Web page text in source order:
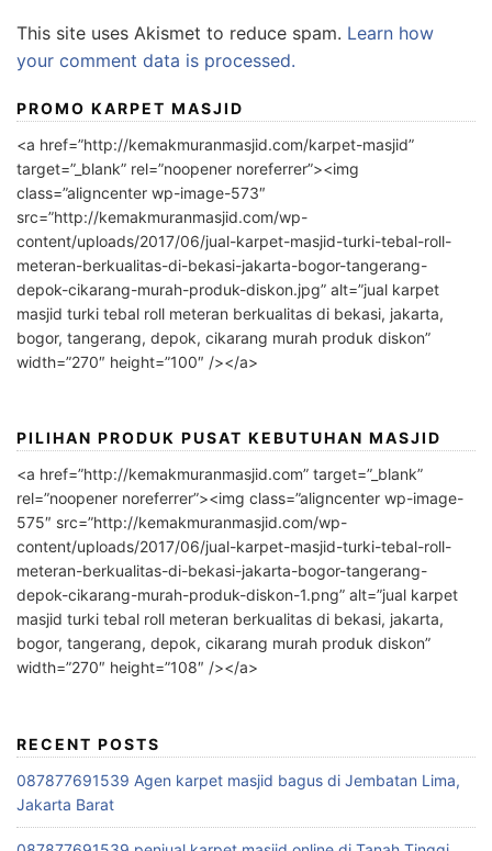
This site uses Akismet to reduce spam. Learn how
your comment data is processed.
PROMO KARPET MASJID
<a href=”http://kemakmuranmasjid.com/karpet-masjid”
target=”_blank” rel=”noopener noreferrer”><img
class=”aligncenter wp-image-573″
src=”http://kemakmuranmasjid.com/wp-
content/uploads/2017/06/jual-karpet-masjid-turki-tebal-roll-
meteran-berkualitas-di-bekasi-jakarta-bogor-tangerang-
depok-cikarang-murah-produk-diskon.jpg” alt=”jual karpet
masjid turki tebal roll meteran berkualitas di bekasi, jakarta,
bogor, tangerang, depok, cikarang murah produk diskon”
width=”270″ height=”100″ /></a>
PILIHAN PRODUK PUSAT KEBUTUHAN MASJID
<a href=”http://kemakmuranmasjid.com” target=”_blank”
rel=”noopener noreferrer”><img class=”aligncenter wp-image-
575″ src=”http://kemakmuranmasjid.com/wp-
content/uploads/2017/06/jual-karpet-masjid-turki-tebal-roll-
meteran-berkualitas-di-bekasi-jakarta-bogor-tangerang-
depok-cikarang-murah-produk-diskon-1.png” alt=”jual karpet
masjid turki tebal roll meteran berkualitas di bekasi, jakarta,
bogor, tangerang, depok, cikarang murah produk diskon”
width=”270″ height=”108″ /></a>
RECENT POSTS
087877691539 Agen karpet masjid bagus di Jembatan Lima,
Jakarta Barat